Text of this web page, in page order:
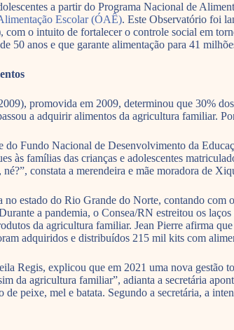
a partir do Programa Nacional de
Escolar (ÓAÊ). Este Observatório foi
o intuito de fortalecer o controle social em
50 anos e que garante alimentação para 41
promovida em 2009, determinou que 30%
a adquirir alimentos da agricultura familiar.
Fundo Nacional de Desenvolvimento da
às famílias das crianças e adolescentes
constata a merendeira e mãe moradora de
estado do Rio Grande do Norte, contando
a pandemia, o Consea/RN estreitou os
da agricultura familiar. Jean Pierre afirma
adquiridos e distribuídos 215 mil kits com
Regis, explicou que em 2021 uma nova
da agricultura familiar”, adianta a secretária
peixe, mel e batata. Segundo a secretária, a